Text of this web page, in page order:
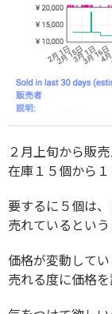
２月上旬から販
在庫１５個から１
要するに５個は
売れているという
価格が変動して
売れる度に価格を